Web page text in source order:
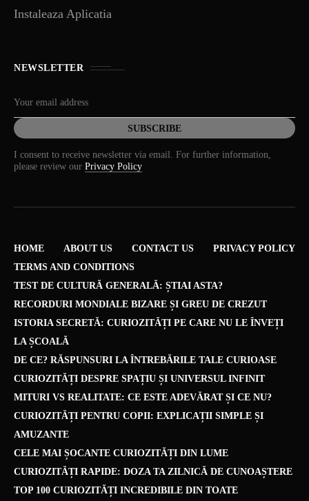
Instaleaza Aplicatia
NEWSLETTER
I consent to receive newsletter via email. For further information,
please review our Privacy Policy
HOME ABOUT US CONTACT US
PRIVACY POLICY
TERMS AND CONDITIONS
TEST DE CULTURĂ GENERALĂ: ȘTIAI ASTA?
RECORDURI MONDIALE BIZARE ȘI GREU DE CREZUT
ISTORIA SECRETĂ: CURIOZITĂȚI PE CARE NU LE ÎNVEȚI
LA ȘCOALĂ
DE CE? RĂSPUNSURI LA ÎNTREBĂRILE TALE CURIOASE
CURIOZITĂȚI DESPRE SPAȚIU ȘI UNIVERSUL INFINIT
MITURI VS REALITATE: CE ESTE ADEVĂRAT ȘI CE NU?
CURIOZITĂȚI PENTRU COPII: EXPLICAȚII SIMPLE ȘI
AMUZANTE
CELE MAI ȘOCANTE CURIOZITĂȚI DIN LUME
CURIOZITĂȚI RAPIDE: DOZA TA ZILNICĂ DE CUNOAȘTERE
TOP 100 CURIOZITĂȚI INCREDIBILE DIN TOATE